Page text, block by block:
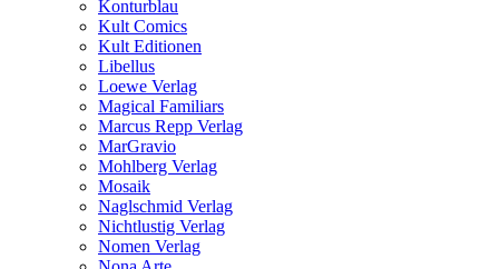
Konturblau
Kult Comics
Kult Editionen
Libellus
Loewe Verlag
Magical Familiars
Marcus Repp Verlag
MarGravio
Mohlberg Verlag
Mosaik
Naglschmid Verlag
Nichtlustig Verlag
Nomen Verlag